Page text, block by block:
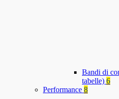
Bandi di
tabelle) 6
Performance 8